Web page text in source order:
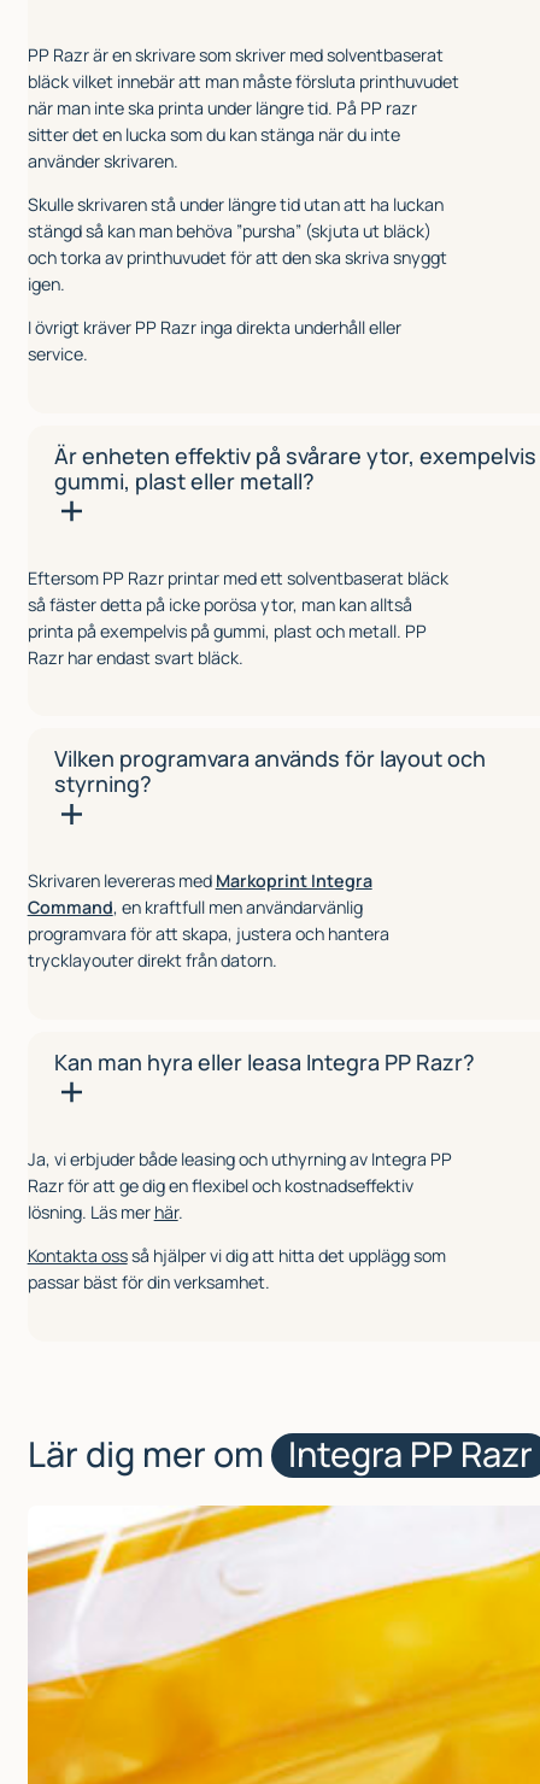
PP Razr är en skrivare som skriver med solventbaserat
bläck vilket innebär att man måste försluta printhuvudet
när man inte ska printa under längre tid. På PP razr
sitter det en lucka som du kan stänga när du inte
använder skrivaren.
Skulle skrivaren stå under längre tid utan att ha luckan
stängd så kan man behöva ”pursha” (skjuta ut bläck)
och torka av printhuvudet för att den ska skriva snyggt
igen.
I övrigt kräver PP Razr inga direkta underhåll eller
service.
Är enheten effektiv på svårare ytor, exempelvis
gummi, plast eller metall?
Eftersom PP Razr printar med ett solventbaserat bläck
så fäster detta på icke porösa ytor, man kan alltså
printa på exempelvis på gummi, plast och metall. PP
Razr har endast svart bläck.
Vilken programvara används för layout och
styrning?
Skrivaren levereras med Markoprint Integra
Command, en kraftfull men användarvänlig
programvara för att skapa, justera och hantera
trycklayouter direkt från datorn.
Kan man hyra eller leasa Integra PP Razr?
Ja, vi erbjuder både leasing och uthyrning av Integra PP
Razr för att ge dig en flexibel och kostnadseffektiv
lösning. Läs mer här.
Kontakta ossså hjälper vi dig att hitta det upplägg som
passar bäst för din verksamhet.
Lär dig mer om Integra PP Razr